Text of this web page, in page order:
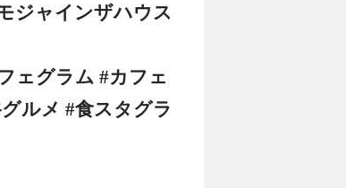
ジャインザハウス
ェグラム #カフェ
ルメ #食スタグラ